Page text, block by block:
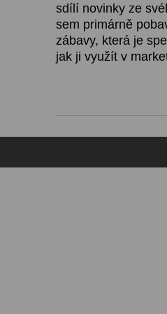
sdílí novinky ze
sem primárně
zábavy, která je
jak ji využít v